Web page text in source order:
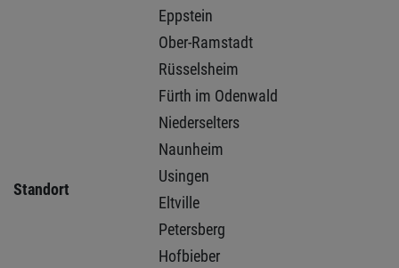
Standort
Eppstein
Ober-Ramstadt
Rüsselsheim
Fürth im Odenwald
Niederselters
Naunheim
Usingen
Eltville
Petersberg
Hofbieber